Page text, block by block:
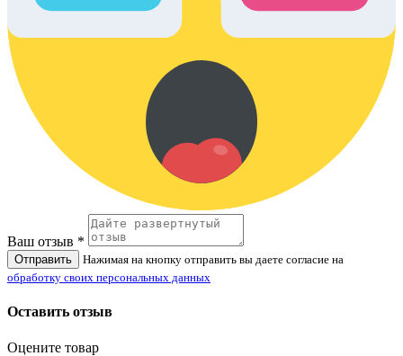
Ваш отзыв *
Отправить
Нажимая на кнопку отправить вы даете согласие на
обработку своих персональных данных
Оставить отзыв
Оцените товар